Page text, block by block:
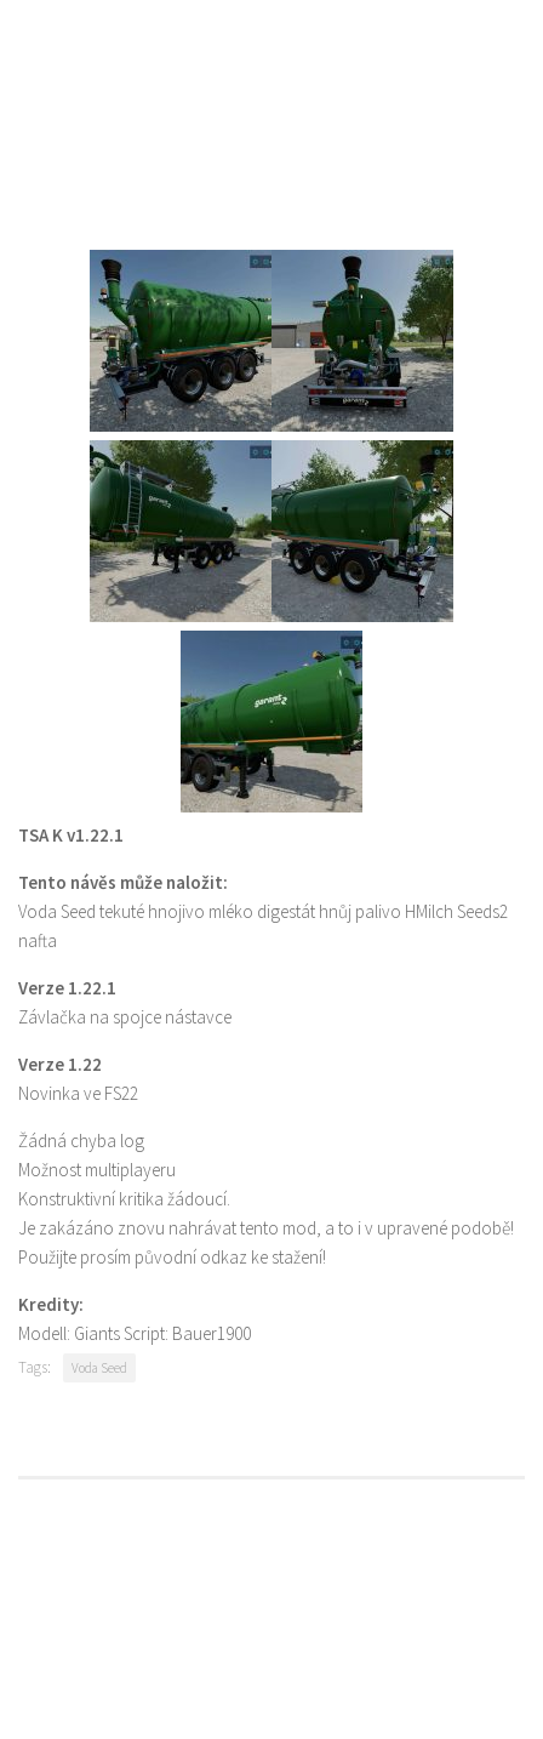
TSA K v1.22.1
Tento návěs může naložit:
Voda Seed tekuté hnojivo mléko digestát hnůj palivo HMilch Seeds2
nafta
Verze 1.22.1
Závlačka na spojce nástavce
Verze 1.22
Novinka ve FS22
Žádná chyba log
Možnost multiplayeru
Konstruktivní kritika žádoucí.
Je zakázáno znovu nahrávat tento mod, a to i v upravené podobě!
Použijte prosím původní odkaz ke stažení!
Kredity:
Modell: Giants Script: Bauer1900
Tags: Voda Seed